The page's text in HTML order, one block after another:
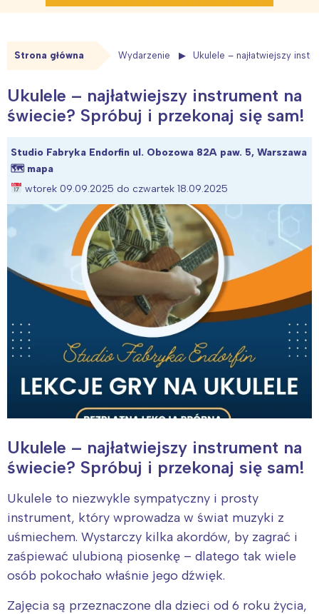
Strona główna Wydarzenie Ukulele – najłatwiejszy
Ukulele – najłatwiejszy instrument na
świecie? Spróbuj i przekonaj się sam!
Studio Fabryka Endorfin ul. Obozowa 82A paw. 5, Warszawa
🗺 mapa
wtorek 09.09.2025 do czwartek 18.09.2025
Ukulele – najłatwiejszy instrument na
świecie? Spróbuj i przekonaj się sam!
Ukulele to niezwykle sympatyczny i prosty
instrument, który wprowadza w świat muzyki z
uśmiechem. Wystarczy kilka akordów, by zagrać i
zaśpiewać ulubioną piosenkę – dlatego tak wiele
osób pokochało właśnie jego dźwięk.
Zajęcia są przeznaczone dla dzieci od 6 roku życia,